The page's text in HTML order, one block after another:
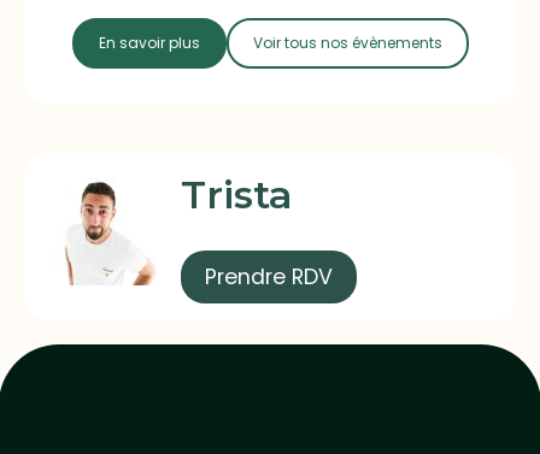
En savoir plus Voir tous nos évènements
Trista
Prendre RDV